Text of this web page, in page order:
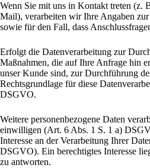
Wenn Sie mit uns in Kontakt treten (z.
Mail), verarbeiten wir Ihre Angaben
sowie für den Fall, dass
Erfolgt die Datenverarbeitung zur
Maßnahmen, die auf Ihre Anfrage hin
unser Kunde sind, zur Durchführung
Rechtsgrundlage für diese
DSGVO.
Weitere personenbezogene Daten
einwilligen (Art. 6 Abs. 1 S. 1 a)
Interesse an der Verarbeitung Ihrer
DSGVO). Ein berechtigtes Interesse
zu antworten.